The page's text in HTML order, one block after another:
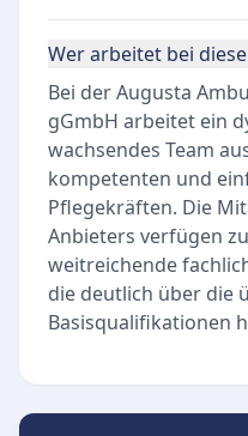
Wer arbeitet bei
Bei der Augusta
gGmbH arbeitet ein
wachsendes Team
kompetenten und
Pflegekräften. Die
Anbieters verfügen
weitreichende
die deutlich über die
Basisqualifikationen